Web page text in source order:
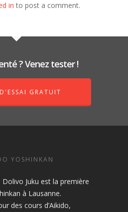
in to post a comment.
? Venez tester !
GRATUIT
YOSHINKAN
Juku est la première
à Lausanne.
des cours d’Aikido,